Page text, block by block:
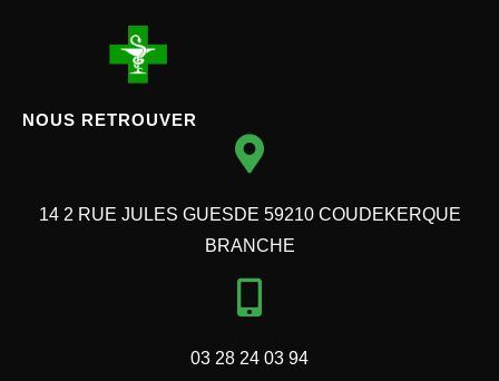
NOUS RETROUVER
14 2 RUE JULES GUESDE 59210 COUDEKERQUE
BRANCHE
03 28 24 03 94